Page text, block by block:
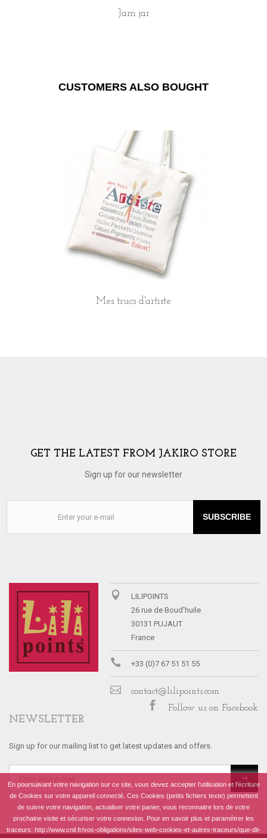
Jam jar
CUSTOMERS ALSO BOUGHT
Mes trucs d'artiste
GET THE LATEST FROM JAKIRO STORE
Sign up for our newsletter
SUBSCRIBE
LILIPOINTS
26 rue de Boud'huile
30131 PUJAUT
France
+33 (0)7 67 51 51 55
contact@lilipoints.com
Follow us on Facebook
NEWSLETTER
Sign up for our mailing list to get latest updates and offers.
En poursuivant votre navigation sur ce site, vous devez accepter l’utilisation et l'écriture
de Cookies sur votre appareil connecté. Ces Cookies (petits fichiers texte) permettent
de suivre votre navigation, actualiser votre panier, vous reconnaitre lors de votre
prochaine visite et sécuriser votre connexion. Pour en savoir plus et paramétrer les
traceurs: http://www.cnil.fr/vos-obligations/sites-web-cookies-et-autres-traceurs/que-dit-